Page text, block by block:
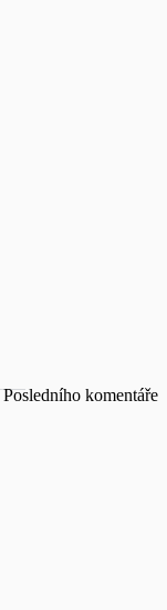
Posledního komentáře